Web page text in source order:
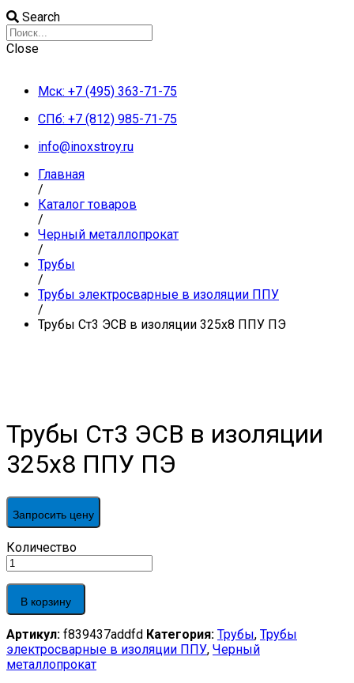
Search
Close
Мск: +7 (495) 363-71-75
СПб: +7 (812) 985-71-75
info@inoxstroy.ru
Главная
/
Каталог товаров
/
Черный металлопрокат
/
Трубы
/
Трубы электросварные в изоляции ППУ
/
Трубы Ст3 ЭСВ в изоляции 325х8 ППУ ПЭ
Трубы Ст3 ЭСВ в изоляции
325х8 ППУ ПЭ
Запросить цену
Трубы
Ст3
ЭСВ
в
изоляции
ППУ
ПЭ
quantity
Количество
В корзину
Артикул: f839437addfd Категория: Трубы, Трубы
электросварные в изоляции ППУ, Черный
металлопрокат